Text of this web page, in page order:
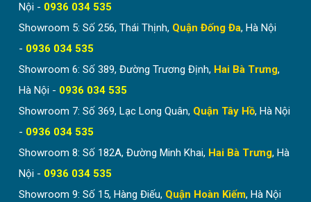
Vị trí sử dụng cây treo quần áo
tân cổ điển bằng gỗ:
Cột treo quần áo dáng đứng được sử dụng phổ
biến trong nhiều không gian như tại phòng
phòng trong khu du lịch nghỉ dưỡng, các khu vực
để đồ cho khách hàng tại các quán ăn, nhà hàng,
cửa hàng kinh doanh…
Nội - 0936 034 535
Showroom 5: Số 256, Thái Thịnh, Quận Đống Đa, Hà Nội
- 0936 034 535
Showroom 6: Số 389, Đường Trương Định, Hai Bà Trưng,
Hà Nội - 0936 034 535
Showroom 7: Số 369, Lạc Long Quân, Quận Tây Hồ, Hà Nội
- 0936 034 535
Showroom 8: Số 182A, Đường Minh Khai, Hai Bà Trưng, Hà
Nội - 0936 034 535
Showroom 9: Số 15, Hàng Điếu, Quận Hoàn Kiếm, Hà Nội